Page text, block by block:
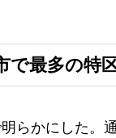
最多の特
らかにした。